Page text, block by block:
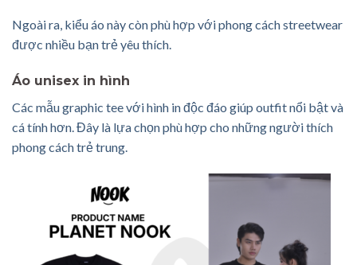
Ngoài ra, kiểu áo này còn phù hợp với phong cách streetwear
được nhiều bạn trẻ yêu thích.
Áo unisex in hình
Các mẫu graphic tee với hình in độc đáo giúp outfit nổi bật và
cá tính hơn. Đây là lựa chọn phù hợp cho những người thích
phong cách trẻ trung.